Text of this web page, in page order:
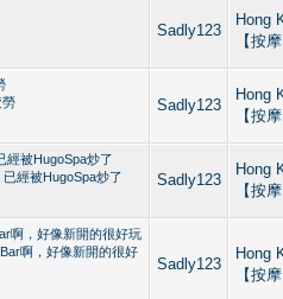
Sadly123
Hong
【按
勞
Sadly123
Hong
【按
經被HugoSpa炒了
經被HugoSpa炒了
Sadly123
Hong
【按
啊，好像新開的很好玩
啊，好像新開的很好
Sadly123
Hong
【按